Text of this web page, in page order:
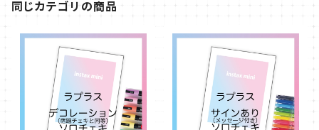
同じカテゴリの商品